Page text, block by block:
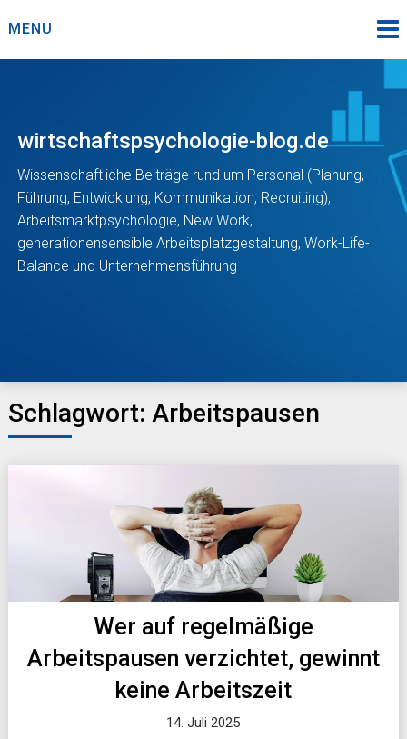
toMENU
wirtschaftspsychologie-blog.de
Wissenschaftliche Beiträge rund um Personal (Planung,
Führung, Entwicklung, Kommunikation, Recruiting),
Arbeitsmarktpsychologie, New Work,
generationensensible Arbeitsplatzgestaltung, Work-Life-
Balance und Unternehmensführung
Schlagwort: Arbeitspausen
Wer auf regelmäßige
Arbeitspausen verzichtet, gewinnt
keine Arbeitszeit
14. Juli 2025